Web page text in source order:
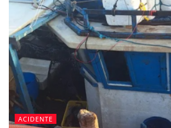
ACIDENTE